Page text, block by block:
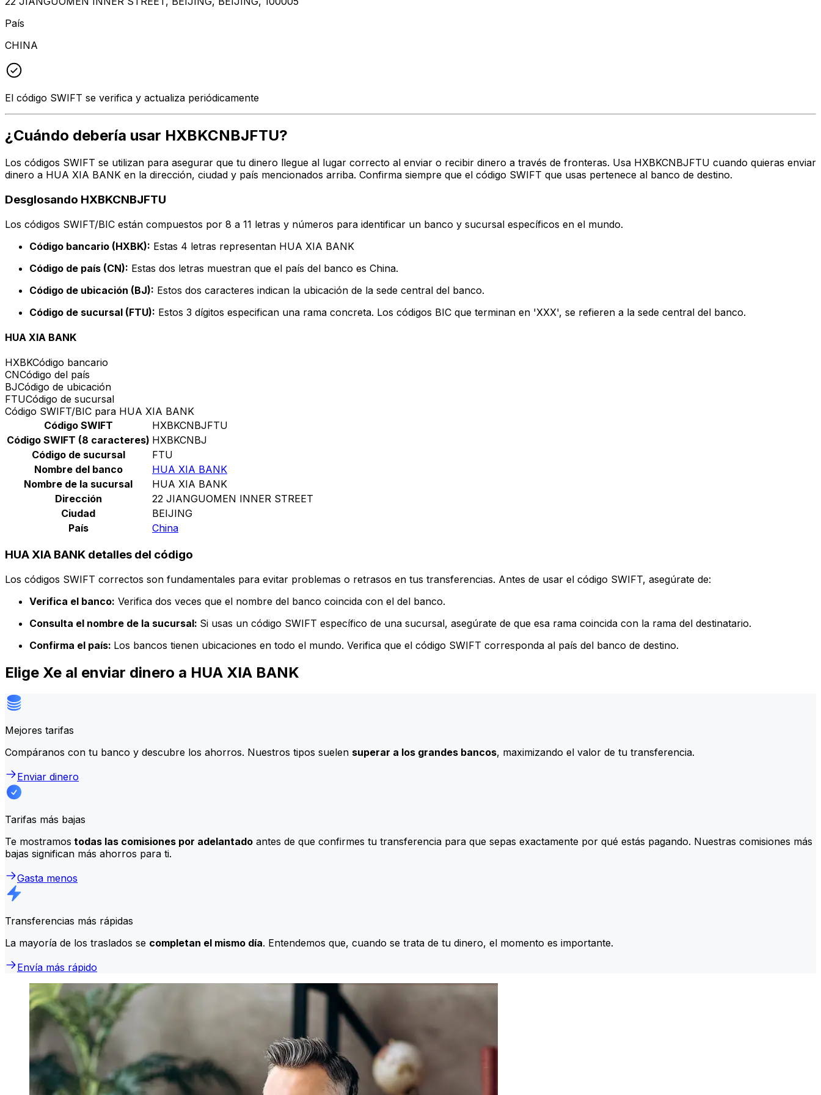
País
CHINA
El código SWIFT se verifica y actualiza periódicamente
¿Cuándo debería usar HXBKCNBJFTU?
Los códigos SWIFT se utilizan para asegurar que tu dinero llegue al lugar correcto al enviar o recibir dinero a través de fronteras. Usa HXBKCNBJFTU cuando quieras enviar
dinero a HUA XIA BANK en la dirección, ciudad y país mencionados arriba. Confirma siempre que el código SWIFT que usas pertenece al banco de destino.
Desglosando HXBKCNBJFTU
Los códigos SWIFT/BIC están compuestos por 8 a 11 letras y números para identificar un banco y sucursal específicos en el mundo.
Código bancario (HXBK): Estas 4 letras representan HUA XIA BANK
Código de país (CN): Estas dos letras muestran que el país del banco es China.
Código de ubicación (BJ): Estos dos caracteres indican la ubicación de la sede central del banco.
Código de sucursal (FTU): Estos 3 dígitos especifican una rama concreta. Los códigos BIC que terminan en 'XXX', se refieren a la sede central del banco.
HUA XIA BANK
HXBKCódigo bancario
CNCódigo del país
BJCódigo de ubicación
FTUCódigo de sucursal
Código SWIFT/BIC para HUA XIA BANK
Código SWIFT
HXBKCNBJFTU
Código SWIFT (8 caracteres) HXBKCNBJ
Código de sucursal
FTU
Nombre del banco
HUA XIA BANK
Nombre de la sucursal
HUA XIA BANK
Dirección
22 JIANGUOMEN INNER STREET
Ciudad
BEIJING
País
China
HUA XIA BANK detalles del código
Los códigos SWIFT correctos son fundamentales para evitar problemas o retrasos en tus transferencias. Antes de usar el código SWIFT, asegúrate de:
Verifica el banco: Verifica dos veces que el nombre del banco coincida con el del banco.
Consulta el nombre de la sucursal: Si usas un código SWIFT específico de una sucursal, asegúrate de que esa rama coincida con la rama del destinatario.
Confirma el país: Los bancos tienen ubicaciones en todo el mundo. Verifica que el código SWIFT corresponda al país del banco de destino.
Elige Xe al enviar dinero a HUA XIA BANK
Mejores tarifas
Compáranos con tu banco y descubre los ahorros. Nuestros tipos suelen superar a los grandes bancos, maximizando el valor de tu transferencia.
Enviar dinero
Tarifas más bajas
Te mostramos todas las comisiones por adelantado antes de que confirmes tu transferencia para que sepas exactamente por qué estás pagando. Nuestras comisiones más
bajas significan más ahorros para ti.
Gasta menos
Transferencias más rápidas
La mayoría de los traslados se completan el mismo día. Entendemos que, cuando se trata de tu dinero, el momento es importante.
Envía más rápido